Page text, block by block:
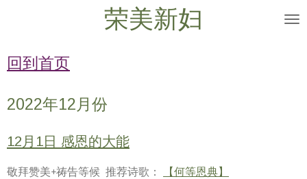
main
content
荣美新妇
回到首页
2022年12月份
12月1日 感恩的大能
敬拜赞美+祷告等候 推荐诗歌： 【何等恩典】